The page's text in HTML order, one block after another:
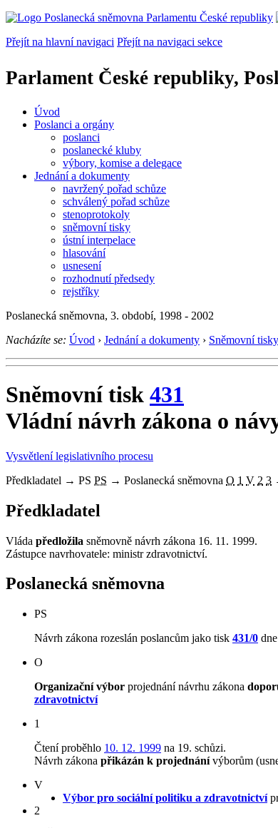
Přejít na hlavní navigaci Přejít na navigaci sekce
Parlament České republiky,
Úvod
Poslanci a orgány
poslanci
poslanecké kluby
výbory, komise a delegace
Jednání a dokumenty
navržený pořad schůze
schválený pořad schůze
stenoprotokoly
sněmovní tisky
ústní interpelace
hlasování
usnesení
rozhodnutí předsedy
rejstříky
Poslanecká sněmovna, 3. období, 1998 - 2002
Nacházíte se: Úvod › Jednání a dokumenty › Sněmovní tisky
Sněmovní tisk 431
Vládní návrh zákona o
Vysvětlení legislativního procesu
Předkladatel → PS PS → Poslanecká sněmovna O 1 V 2 3
Předkladatel
Vláda předložila sněmovně návrh zákona 16. 11. 1999.
Zástupce navrhovatele: ministr zdravotnictví.
Poslanecká sněmovna
PS
Návrh zákona rozeslán poslancům jako tisk 431/0
O
Organizační výbor projednání návrhu zákona
zdravotnictví
1
Čtení proběhlo 10. 12. 1999 na 19. schůzi.
Návrh zákona přikázán k projednánívýborům
V
Výbor pro sociální politiku a zdravotnictví
2